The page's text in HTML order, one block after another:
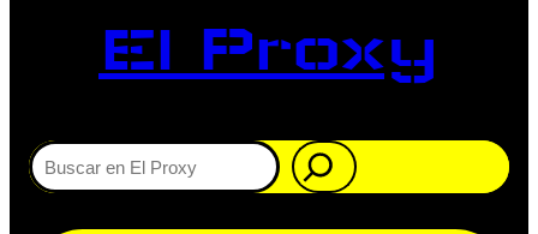
El Proxy
Buscar